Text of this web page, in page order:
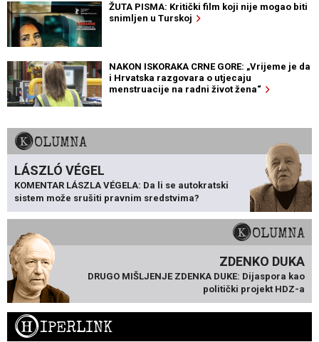
ŽUTA PISMA: Kritički film koji nije mogao biti
snimljen u Turskoj
NAKON ISKORAKA CRNE GORE: „Vrijeme je da
i Hrvatska razgovara o utjecaju
menstruacije na radni život žena“
KOLUMNA
LÁSZLÓ VÉGEL
KOMENTAR LÁSZLA VÉGELA: Da li se autokratski
sistem može srušiti pravnim sredstvima?
KOLUMNA
ZDENKO DUKA
DRUGO MIŠLJENJE ZDENKA DUKE: Dijaspora kao
politički projekt HDZ-a
HIPERLINK